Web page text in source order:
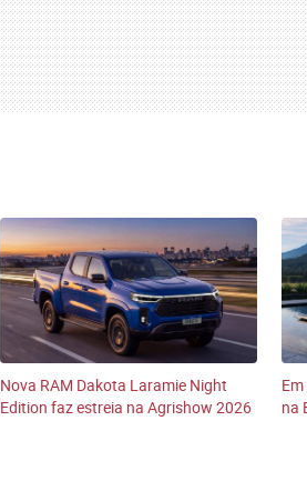
Nova RAM Dakota Laramie Night
Edition faz estreia na Agrishow 2026
na